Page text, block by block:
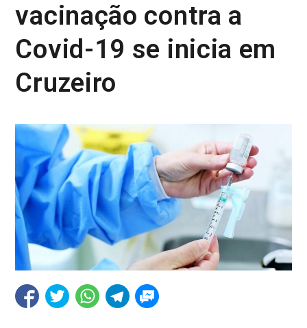
vacinação contra a
Covid-19 se inicia em
Cruzeiro